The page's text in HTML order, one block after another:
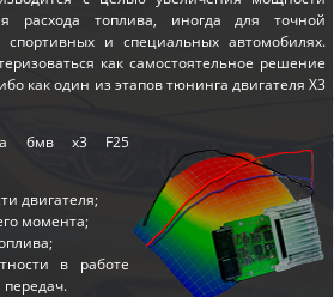
расхода топлива, иногда для точной
и специальных автомобилях.
как самостоятельное решение
как один из этаповтюнинга двигателя X3
бмв x3 F25
двигателя;
момента;
в работе
передач.